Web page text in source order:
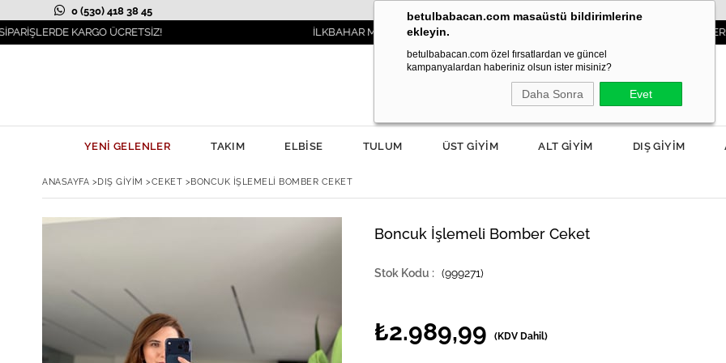
0 (530) 418 38 45
KARGO ÜCRETSİZ!
İLKBAHAR MODASI YANIBAŞINIZDA! 3000TL VE ÜZERİ
betulbabacan.com masaüstü bildirimlerine
ekleyin.
betulbabacan.com özel fırsatlardan ve güncel
kampanyalardan haberiniz olsun ister misiniz?
Daha Sonra Evet
YENİ GELENLER TAKIM ELBİSE TULUM ÜST GİYİM ALT GİYİM DIŞ GİYİM
ANASAYFA >DIŞ GİYİM >CEKET >BONCUK İŞLEMELI BOMBER CEKET
Boncuk İşlemeli Bomber Ceket
(999271)
₺2.989,99 (KDV Dahil)